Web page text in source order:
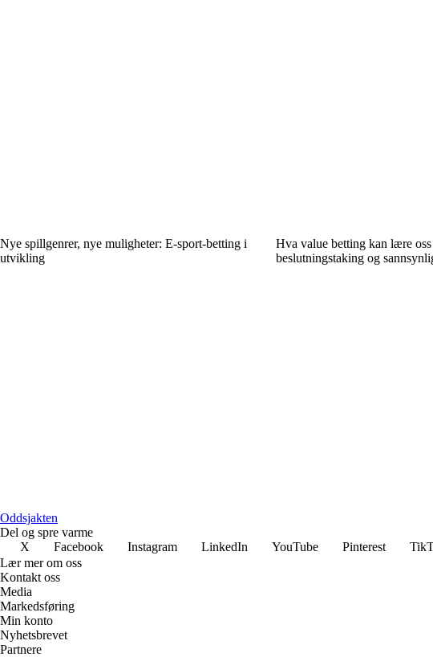
Nye spillgenrer, nye muligheter: E-sport-betting i
utvikling
Hva value betting kan lære
beslutningstaking og
Oddsjakten
Del og spre varme
X
Facebook Instagram LinkedIn YouTube Pinterest
Lær mer om oss
Kontakt oss
Media
Markedsføring
Min konto
Nyhetsbrevet
Partnere